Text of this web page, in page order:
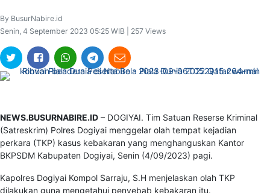
By BusurNabire.id
Senin, 4 September 2023 05:25 WIB | 257 Views
NEWS.BUSURNABIRE.ID – DOGIYAI. Tim Satuan Reserse Kriminal
(Satreskrim) Polres Dogiyai menggelar olah tempat kejadian
perkara (TKP) kasus kebakaran yang menghanguskan Kantor
BKPSDM Kabupaten Dogiyai, Senin (4/09/2023) pagi.
Kapolres Dogiyai Kompol Sarraju, S.H menjelaskan olah TKP
dilakukan guna mengetahui penyebab kebakaran itu.